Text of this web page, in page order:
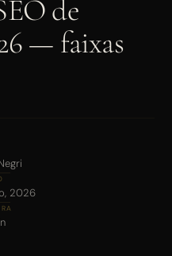
de
— faixas
2026